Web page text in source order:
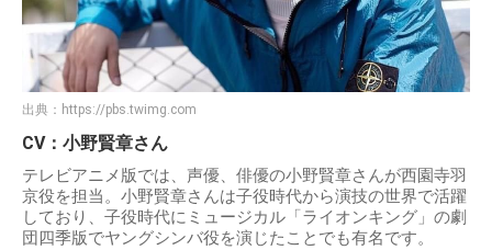
出典： https://pbs.twimg.com
CV：小野賢章さん
テレビアニメ版では、声優、俳優の小野賢章さんが西園寺羽
京役を担当。小野賢章さんは子役時代から演技の世界で活躍
しており、子役時代にミュージカル「ライオンキング」の劇
団四季版でヤングシンバ役を演じたことでも有名です。